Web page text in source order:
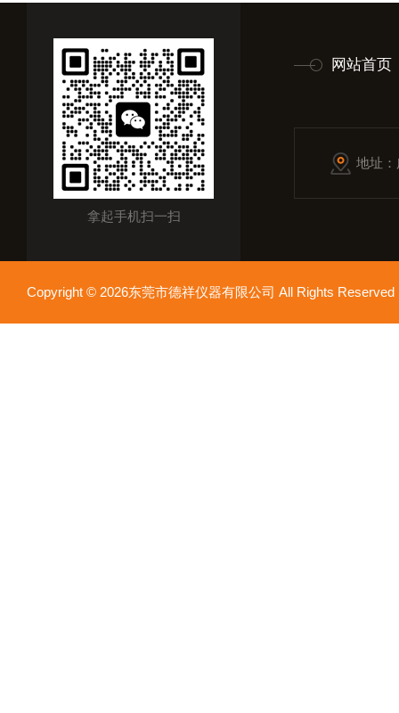
拿起手机扫一扫
网站首页
地址
Copyright © 2026东莞市德祥仪器有限公司 All Rights